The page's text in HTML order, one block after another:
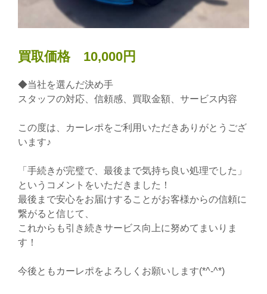
買取価格 10,000円
◆当社を選んだ決め手
スタッフの対応、信頼感、買取金額、サービス内容
この度は、カーレポをご利用いただきありがとうござ
います♪
「手続きが完璧で、最後まで気持ち良い処理でした」
というコメントをいただきました！
最後まで安心をお届けすることがお客様からの信頼に
繋がると信じて、
これからも引き続きサービス向上に努めてまいりま
す！
今後ともカーレポをよろしくお願いします(*^-^*)